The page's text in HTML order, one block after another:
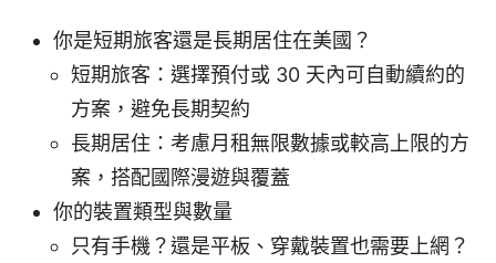
你是短期旅客還是長期居住在美國？
短期旅客：選擇預付或 30 天內可自動續約的
方案，避免長期契約
長期居住：考慮月租無限數據或較高上限的方
案，搭配國際漫遊與覆蓋
你的裝置類型與數量
只有手機？還是平板、穿戴裝置也需要上網？